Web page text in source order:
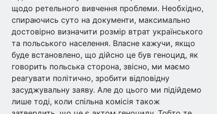
щодо ретельного вивчення проблеми. Необхідно,
спираючись суто на документи, максимально
достовірно визначити розмір втрат українського
та польського населення. Власне кажучи, якщо
буде встановлено, що дійсно це був геноцид, як
говорить польська сторона, звісно, ми маємо
реагувати політично, зробити відповідну
засуджувальну заяву. Але до цього ми підійдемо
лише тоді, коли спільна комісія також